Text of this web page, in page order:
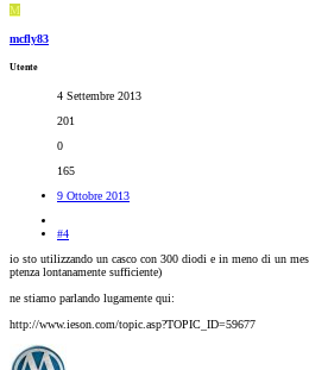
M
mcfly83
Utente
4 Settembre 2013
201
0
165
9 Ottobre 2013
#4
io sto utilizzando un casco con 300 diodi e in meno di un
ptenza lontanamente sufficiente)
ne stiamo parlando lugamente qui:
http://www.ieson.com/topic.asp?TOPIC_ID=59677